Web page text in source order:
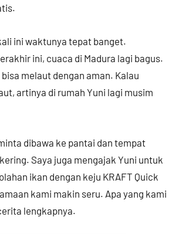
ini waktunya tepat banget.
ini, cuaca di Madura lagi bagus.
melaut dengan aman. Kalau
artinya di rumah Yuni lagi musim
dibawa ke pantai dan tempat
Saya juga mengajak Yuni untuk
ikan dengan keju KRAFT Quick
kami makin seru. Apa yang kami
lengkapnya.